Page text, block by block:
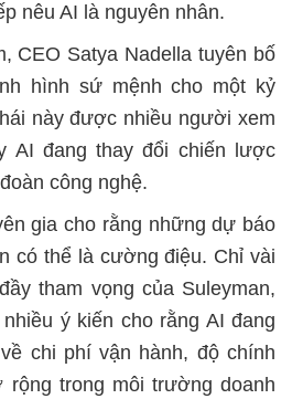
nêu AI là nguyên nhân.
CEO Satya Nadella tuyên bố
hình sứ mệnh cho một kỷ
này được nhiều người xem
AI đang thay đổi chiến lược
công nghệ.
gia cho rằng những dự báo
có thể là cường điệu. Chỉ vài
tham vọng của Suleyman,
ý kiến cho rằng AI đang
chi phí vận hành, độ chính
rộng trong môi trường doanh